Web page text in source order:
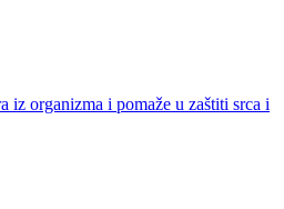
iz organizma i pomaže u zaštiti srca i